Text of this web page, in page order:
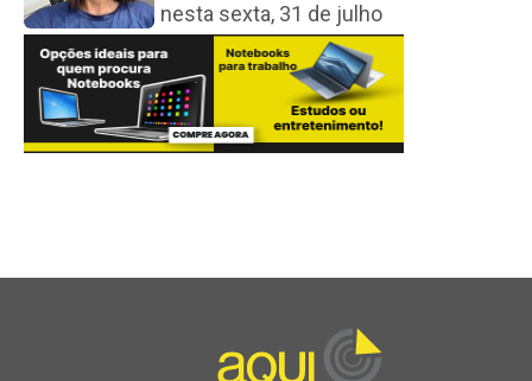
nesta sexta, 31 de julho